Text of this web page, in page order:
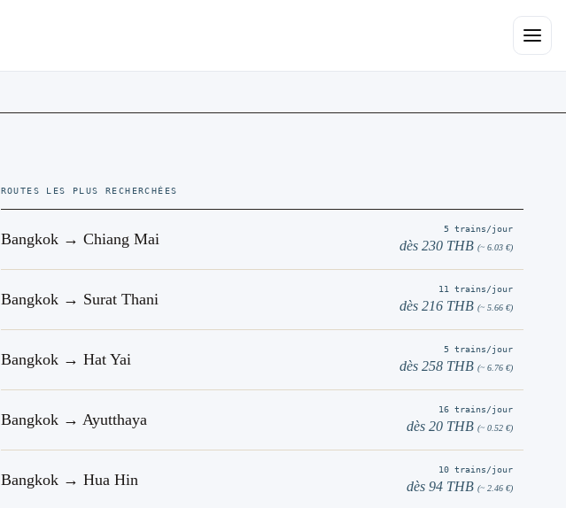
Open
ROUTES LES PLUS RECHERCHÉES
Bangkok → Chiang Mai
5 trains/jour
dès 230 THB (~ 6.03 €)
Bangkok → Surat Thani
11 trains/jour
dès 216 THB (~ 5.66 €)
Bangkok → Hat Yai
5 trains/jour
dès 258 THB (~ 6.76 €)
Bangkok → Ayutthaya
16 trains/jour
dès 20 THB (~ 0.52 €)
Bangkok → Hua Hin
10 trains/jour
dès 94 THB (~ 2.46 €)